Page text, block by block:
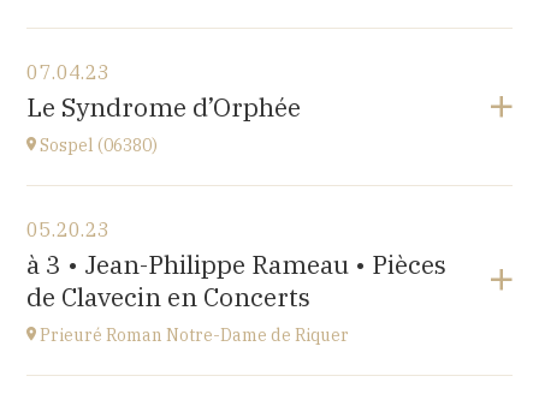
Eglise de Servance
at17H
Go to site
07.04.23
Le Syndrome d’Orphée
Sospel (06380)
Sospel (06380)
at20H30
Go to site
05.20.23
à 3 • Jean-Philippe Rameau • Pièces
de Clavecin en Concerts
Prieuré Roman Notre-Dame de Riquer